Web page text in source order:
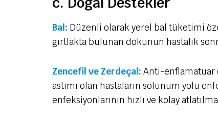
Bal: Düzenli olarak yerel bal tüketimi
gırtlakta bulunan dokunun hastalık
Zencefil ve Zerdeçal: Anti-enflamatuar
astımı olan hastaların solunum yolu
enfeksiyonlarının hızlı ve kolay